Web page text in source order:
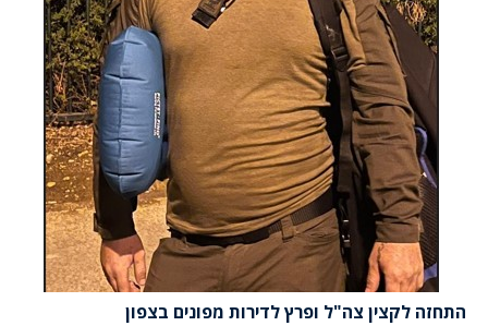
התחזה לקצין צה"ל ופרץ לדירות מפונים בצפון